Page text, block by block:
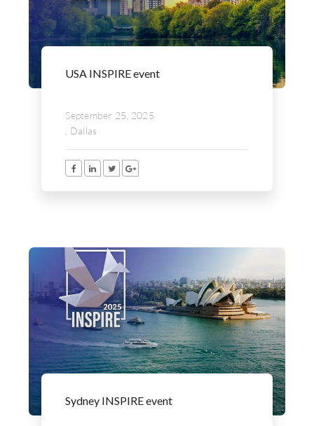
USA INSPIRE event
September 25, 2025
, Dallas
Sydney INSPIRE event